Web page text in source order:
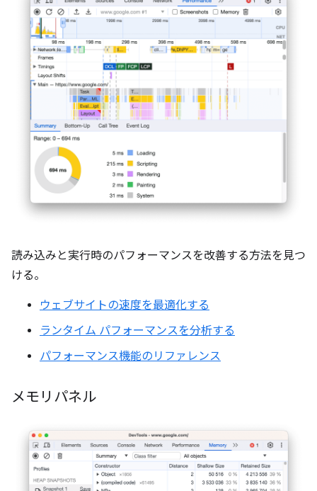
読み込みと実行時のパフォーマンスを改善する方法を見つ
ける。
ウェブサイトの速度を最適化する
ランタイム パフォーマンスを分析する
パフォーマンス機能のリファレンス
メモリパネル